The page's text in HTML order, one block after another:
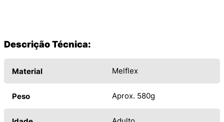
Descrição Técnica:
Material Melflex
Peso Aprox. 580g